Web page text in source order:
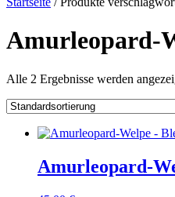
Amurleopard-
Alle 2 Ergebnisse werden
Amurleopard-